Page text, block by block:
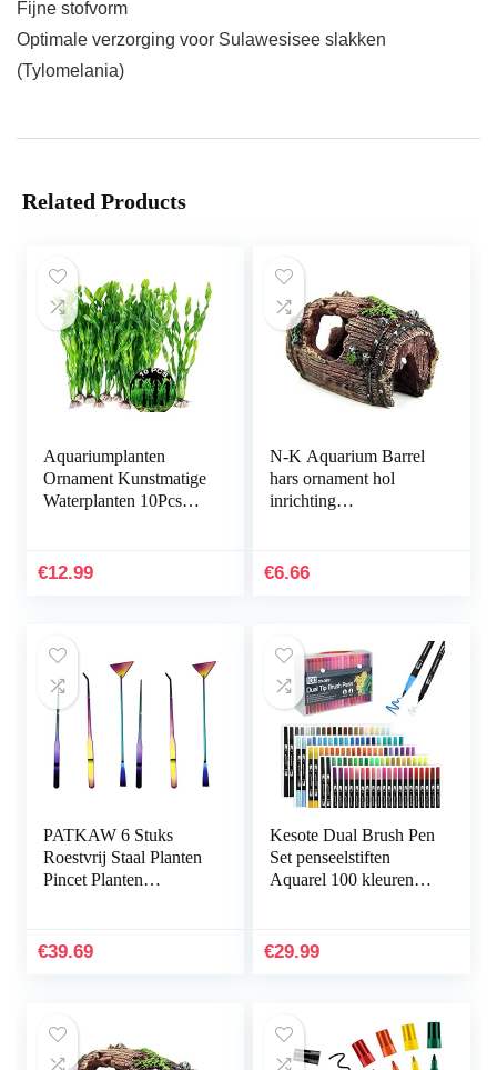
Fijne stofvorm
Optimale verzorging voor Sulawesisee slakken
(Tylomelania)
Related Products
Aquariumplanten
Ornament Kunstmatige
Waterplanten 10Pcs
Aquarium Planten
€12.99
N-K Aquarium Barrel
hars ornament hol
inrichting
nuttig en praktisch
€6.66
PATKAW 6 Stuks
Roestvrij Staal Planten
Pincet Planten
Hulpmiddelen Instellen
€39.69
Kesote Dual Brush Pen
Set penseelstiften
Aquarel 100 kleuren
handbelettering…
€29.99